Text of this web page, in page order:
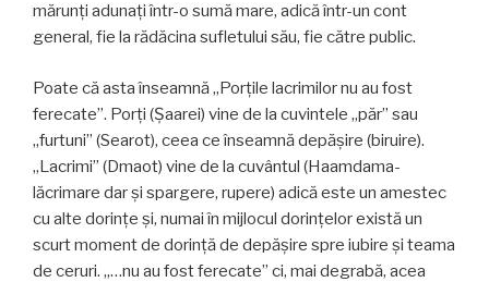
mărunți adunați într-o sumă mare, adică într-un cont
general, fie la rădăcina sufletului său, fie către public.
Poate că asta înseamnă „Porțile lacrimilor nu au fost
ferecate”. Porți (Șaarei) vine de la cuvintele „păr” sau
„furtuni” (Searot), ceea ce înseamnă depășire (biruire).
„Lacrimi” (Dmaot) vine de la cuvântul (Haamdama-
lăcrimare dar și spargere, rupere) adică este un amestec
cu alte dorințe și, numai în mijlocul dorințelor există un
scurt moment de dorință de depășire spre iubire și teama
de ceruri. „…nu au fost ferecate” ci, mai degrabă, acea